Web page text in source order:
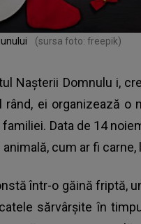
(sursa foto: freepik)
Nașterii Domnulu i,
ei organizează o
Data de 14
cum ar fi carne,
într-o găină friptă,
sărvârșite în